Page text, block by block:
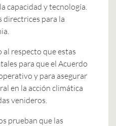
capacidad y tecnología.
directrices para la
respecto que estas
para que el Acuerdo
y para asegurar
en la acción climática
venideros.
prueban que las